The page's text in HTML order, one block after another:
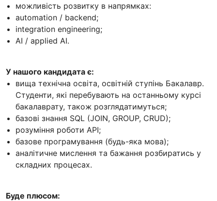
можливість розвитку в напрямках:
automation / backend;
integration engineering;
AI / applied AI.
У нашого кандидата є:
вища технічна освіта, освітній ступінь Бакалавр.
Студенти, які перебувають на останньому курсі
бакалаврату, також розглядатимуться;
базові знання SQL (JOIN, GROUP, CRUD);
розуміння роботи API;
базове програмування (будь-яка мова);
аналітичне мислення та бажання розбиратись у
складних процесах.
Буде плюсом: